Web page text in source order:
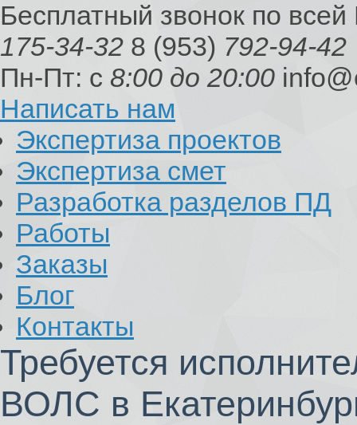
Бесплатный звонок по
175-34-32 8 (953) 792-94-42
Пн-Пт: с 8:00 до 20:00
Написать нам
Экспертиза проектов
Экспертиза смет
Разработка разделов ПД
Работы
Заказы
Блог
Контакты
Требуется
ВОЛС в